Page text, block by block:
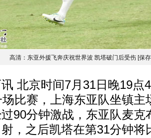
高清：东亚外援飞奔庆祝世界波 凯塔破门后受伤 [保
京时间7月31日晚19点
比赛，上海东亚队坐镇主
90分钟激战，东亚队麦克
，之后凯塔在第31分钟将